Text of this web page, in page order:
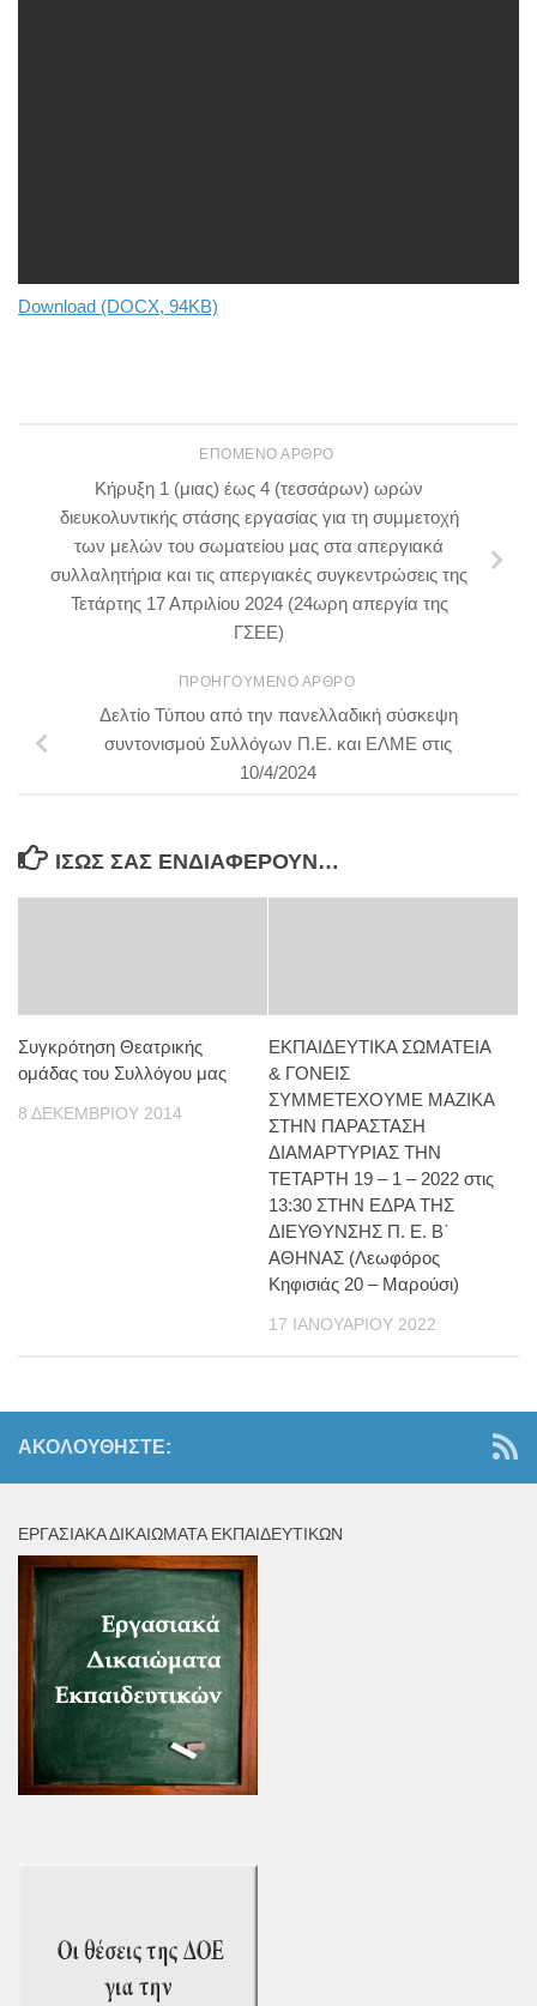
Download (DOCX, 94KB)
ΕΠΌΜΕΝΟ ΆΡΘΡΟ
Κήρυξη 1 (μιας) έως 4 (τεσσάρων) ωρών
διευκολυντικής στάσης εργασίας για τη συμμετοχή
των μελών του σωματείου μας στα απεργιακά
συλλαλητήρια και τις απεργιακές συγκεντρώσεις της
Τετάρτης 17 Απριλίου 2024 (24ωρη απεργία της
ΓΣΕΕ)
ΠΡΟΗΓΟΎΜΕΝΟ ΆΡΘΡΟ
Δελτίο Τύπου από την πανελλαδική σύσκεψη
συντονισμού Συλλόγων Π.Ε. και ΕΛΜΕ στις
10/4/2024
ΊΣΩΣ ΣΑΣ ΕΝΔΙΑΦΈΡΟΥΝ…
Συγκρότηση Θεατρικής
ομάδας του Συλλόγου μας
8 ΔΕΚΕΜΒΡΊΟΥ 2014
ΕΚΠΑΙΔΕΥΤΙΚΑ ΣΩΜΑΤΕΙΑ
& ΓΟΝΕΙΣ
ΣΥΜΜΕΤΕΧΟΥΜΕ ΜΑΖΙΚΑ
ΣΤΗΝ ΠΑΡΑΣΤΑΣΗ
ΔΙΑΜΑΡΤΥΡΙΑΣ ΤΗΝ
ΤΕΤΑΡΤΗ 19 – 1 – 2022 στις
13:30 ΣΤΗΝ ΕΔΡΑ ΤΗΣ
ΔΙΕΥΘΥΝΣΗΣ Π. Ε. Β΄
ΑΘΗΝΑΣ (Λεωφόρος
Κηφισιάς 20 – Μαρούσι)
17 ΙΑΝΟΥΑΡΊΟΥ 2022
ΑΚΟΛΟΥΘΉΣΤΕ:
ΕΡΓΑΣΙΑΚΆ ΔΙΚΑΙΏΜΑΤΑ ΕΚΠΑΙΔΕΥΤΙΚΏΝ